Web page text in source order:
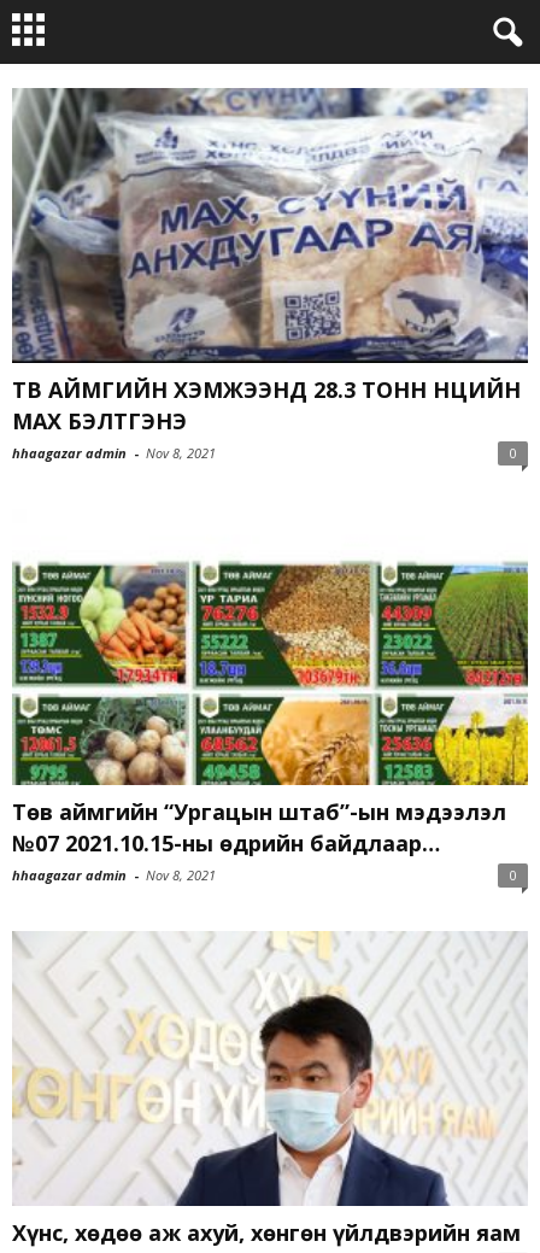
ТӨВ АЙМГИЙН ХЭМЖЭЭНД 28.3 ТОНН НӨӨЦИЙН
МАХ БЭЛТГЭНЭ
hhaagazar admin - Nov 8, 2021 0
Төв аймгийн “Ургацын штаб”-ын мэдээлэл
№07 2021.10.15-ны өдрийн байдлаар…
hhaagazar admin - Nov 8, 2021 0
Хүнс, хөдөө аж ахуй, хөнгөн үйлдвэрийн яам